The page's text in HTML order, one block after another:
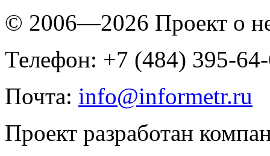
© 2006—2026 Проект о
Телефон: +7 (484) 395-
Почта: info@informetr.ru
Проект разработан